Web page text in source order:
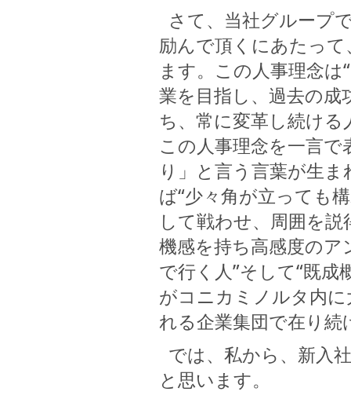
さて、当社グループ
励んで頂くにあたっ
ます。この人事理念
業を目指し、過去の
ち、常に変革し続け
この人事理念を一言
り」と言う言葉が生
ば“少々角が立っても
して戦わせ、周囲を
機感を持ち高感度の
で行く人”そして“既
がコニカミノルタ内
れる企業集団で在り
では、私から、新入
と思います。